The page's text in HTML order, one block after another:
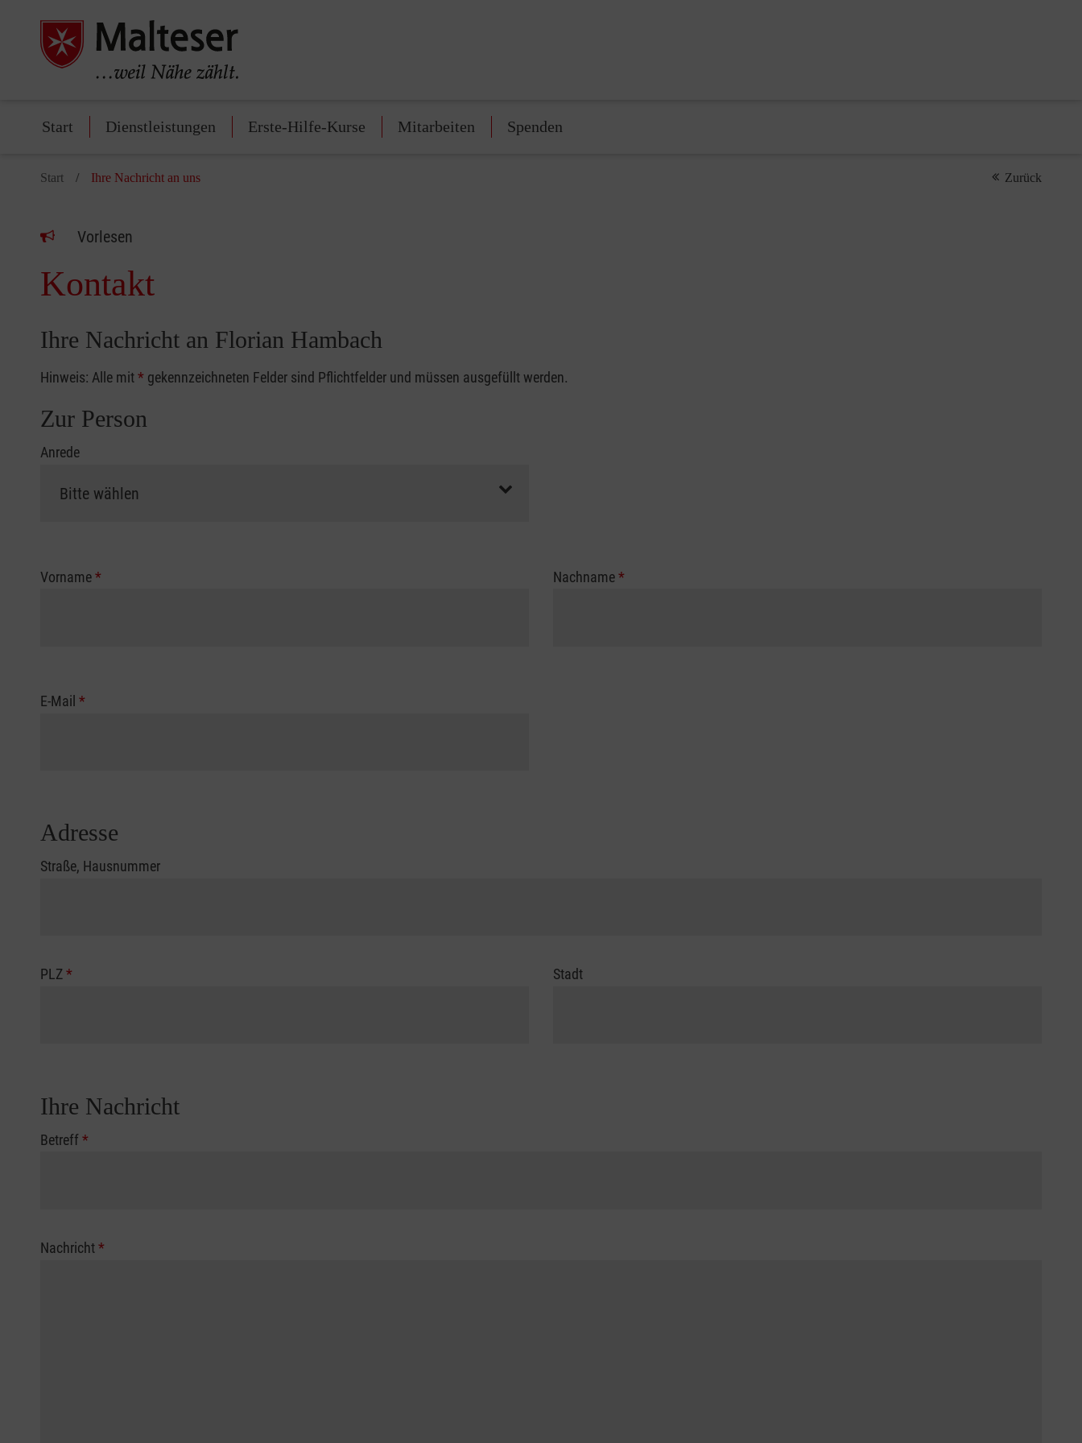
Start Dienstleistungen Erste-Hilfe-Kurse Mitarbeiten Spenden
Start Ihre Nachricht an uns Zurück
Vorlesen
Kontakt
Ihre Nachricht an Florian Hambach
Hinweis: Alle mit* gekennzeichneten Felder sind Pflichtfelder und müssen ausgefüllt werden.
Zur Person
Anrede
Vorname* Nachname*
E-Mail *
Adresse
Straße, Hausnummer
PLZ* Stadt
Ihre Nachricht
Betreff*
Nachricht*